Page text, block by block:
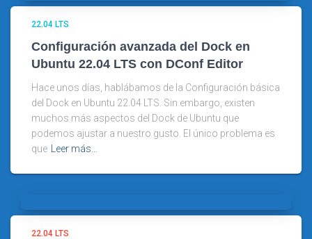
22.04 LTS
Configuración avanzada del Dock en
Ubuntu 22.04 LTS con DConf Editor
Hace unos días, hablábamos de la Configuración básica
del Dock en Ubuntu 22.04 LTS. Sin embargo, existen
muchos más aspectos del Dock de Ubuntu que
podemos ajustar a nuestro gusto. El único problema es
que
Leer más…
22.04 LTS